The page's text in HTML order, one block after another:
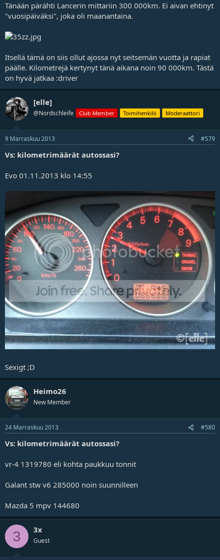
Tänään pärähti Lancerin mittariin 300 000km. Ei aivan ehtinyt
"vuosipäiväksi", joka oli maanantaina.
Itsellä tämä on siis ollut ajossa nyt seitsemän vuotta ja rapiat
päälle. Kilometrejä kertynyt tänä aikana noin 90 000km. Tästä
on hyvä jatkaa :driver
[elle]
@Nordschleife Club Member Toimihenkilö Moderaattori
9 Marraskuu 2013 #579
Vs: kilometrimäärät autossasi?
Evo 01.11.2013 klo 14:55
Sexigt ;D
Heimo26
New Member
24 Marraskuu 2013 #580
Vs: kilometrimäärät autossasi?
vr-4 1319780 eli kohta paukkuu tonnit
Galant stw v6 285000 noin suunnilleen
Mazda 5 mpv 144680
3 3x
Guest